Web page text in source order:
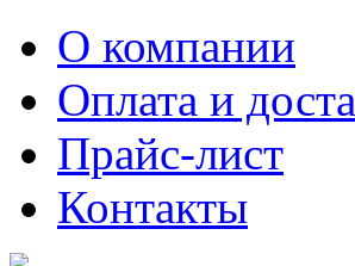
О компании
Оплата и
Прайс-лист
Контакты